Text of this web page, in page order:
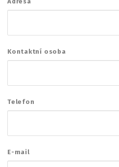
Kontaktní osoba
Telefon
E-mail